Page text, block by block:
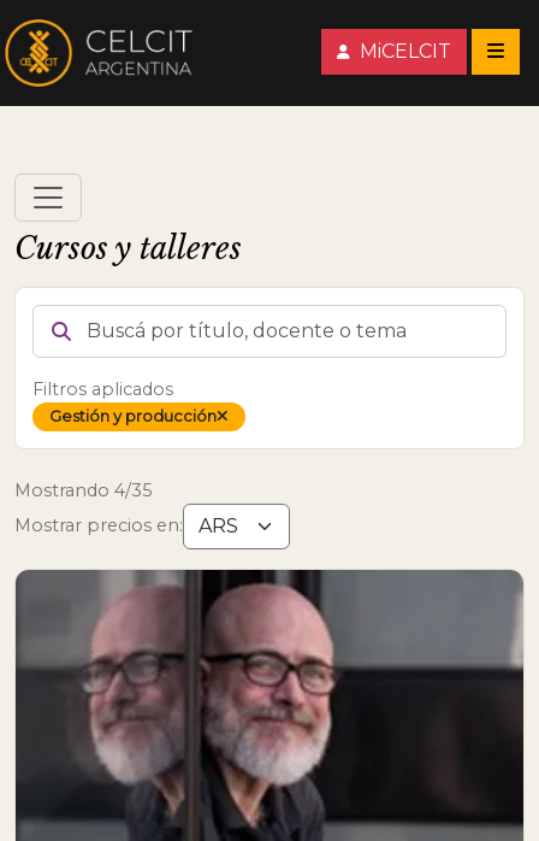
MiCELCIT
Cursos y talleres
BUSCÁ POR TÍTULO, DOCENTE O TEMA
Filtros aplicados
Gestión y producción
Quitar tema
Mostrando 4/35
Mostrar precios en: